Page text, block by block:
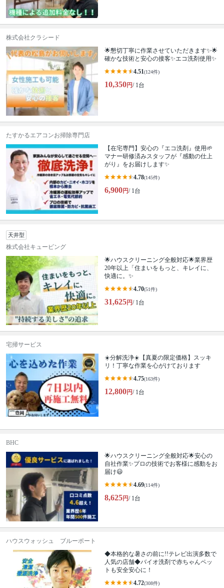
株式会社クラシード
🌟懇切丁寧に作業させていただきます✨🌟
確かな技術と安心の接客✨エコ洗剤使用✨
4.51(124件)
10,350円/ 1台
たすかるエアコンお掃除専門店
【在宅専門】安心の『エコ洗剤』使用🌱
マナー研修済みスタッフが『感動の仕上
がり』をお届けします✨
4.78(145件)
6,900円/ 1台
天井型
株式会社キュービング
🌟ハウスクリーニング全般対応🌟業界歴
20年以上「住まいをもっと、キレイに、
快適に。✨
4.70(51件)
31,625円/ 1台
宅掃サービス
☀️分解洗浄☀️【真夏の限定価格】スッキ
リ！丁寧な作業を心がけております
4.75(163件)
12,800円/ 1台
BHC
🌟ハウスクリーニング全般対応🌟安心の
自社作業✨プロの技術でお客様に感動をお
届け😃
4.69(114件)
8,625円/ 1台
ハウスウォッシュ ブルーポート
◆本格的な暑さの前に!!テレビ出演多数で
人気の店舗◆バイオ洗剤で赤ちゃんペッ
トも安全安心に！
4.72(308件)